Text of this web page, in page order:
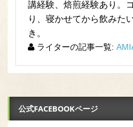
講経験、焙煎経験あり。
り、寝かせてから飲みた
き。
ライターの記事一覧:
公式FACEBOOKページ